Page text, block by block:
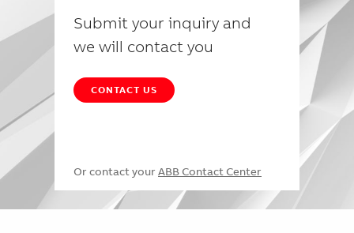
Submit your inquiry and
we will contact you
CONTACT US
Or contact your ABB Contact Center